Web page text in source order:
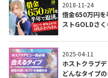
2018-11-24
借金650万円
ストGOLDさ
2025-04-11
ホストクラブ
どんなタイプ